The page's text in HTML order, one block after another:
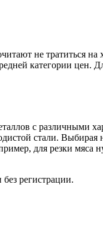
не тратиться
категории цен.
с различными
стали.
для резки
регистрации.